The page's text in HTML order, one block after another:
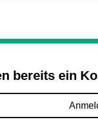
bereits ein